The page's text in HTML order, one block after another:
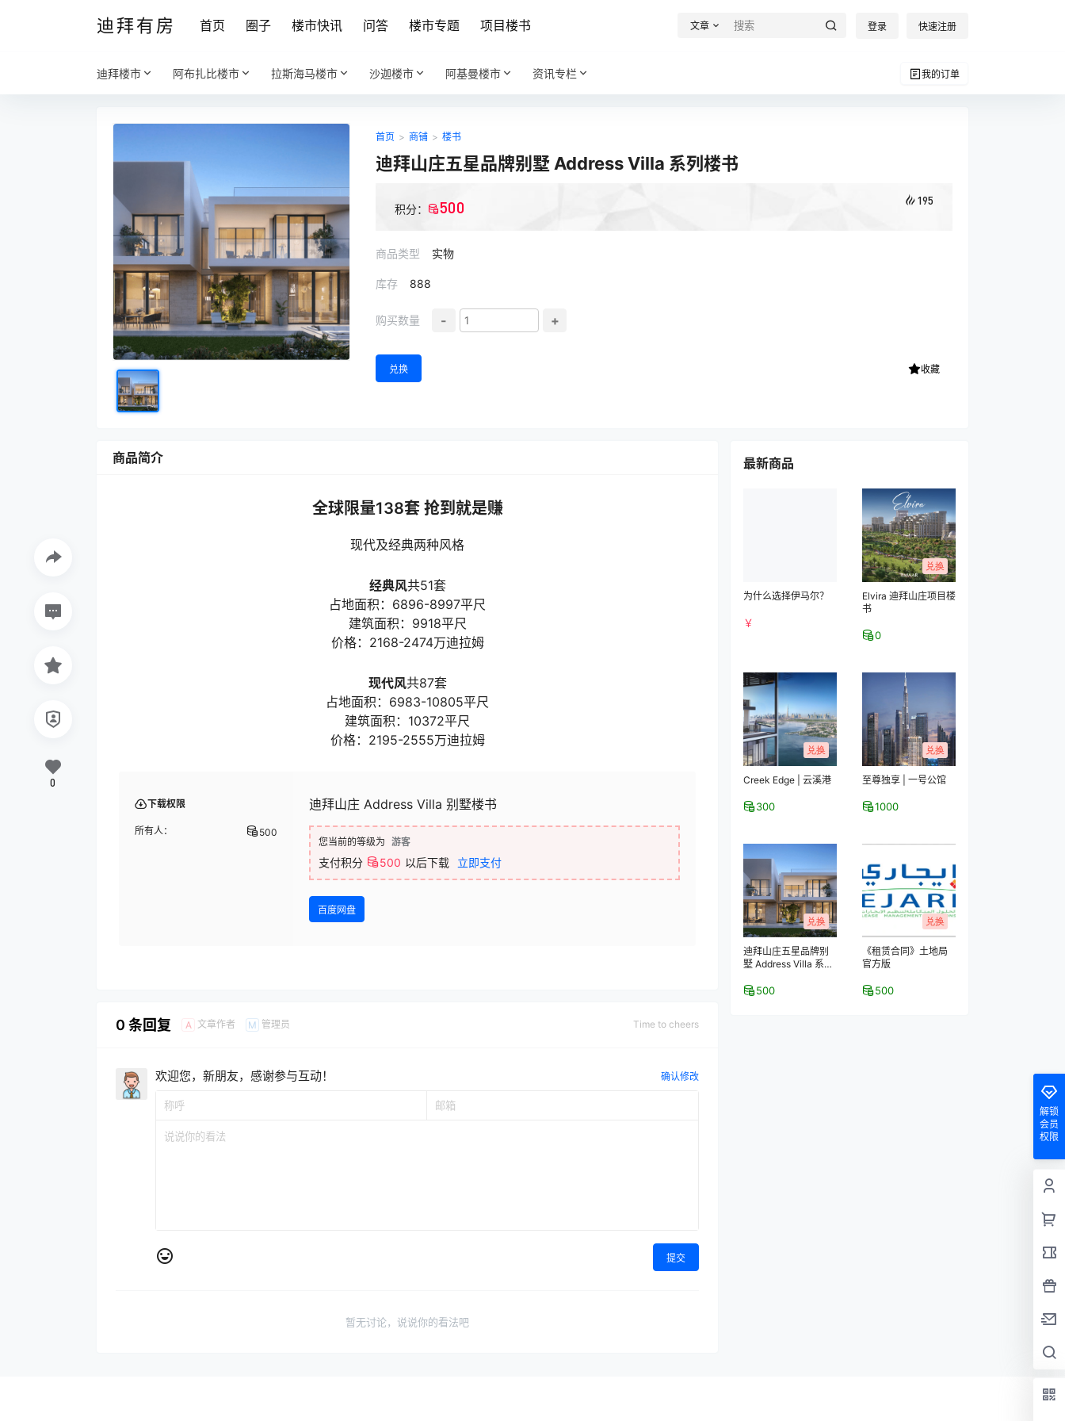
迪拜有房 首页 圈子 楼市快讯 问答 楼市专题 项目楼书 文章 登录 快速注册
迪拜楼市 阿布扎比楼市 拉斯海马楼市 沙迦楼市 阿基曼楼市 资讯专栏 我的订单
首页 > 商铺 > 楼书
迪拜山庄五星品牌别墅 Address Villa 系列楼书
积分： 500 195
商品类型 实物
库存 888
购买数量 - +
兑换 收藏
商品简介
全球限量138套 抢到就是赚
现代及经典两种风格
经典风共51套
占地面积：6896-8997平尺
建筑面积：9918平尺
价格：2168-2474万迪拉姆
现代风共87套
占地面积：6983-10805平尺
建筑面积：10372平尺
价格：2195-2555万迪拉姆
下载权限
所有人： 500
迪拜山庄 Address Villa 别墅楼书
您当前的等级为 游客
支付积分 500 以后下载 立即支付
百度网盘
0
0 条回复 A 文章作者 M 管理员 Time to cheers
欢迎您，新朋友，感谢参与互动！ 确认修改
提交
暂无讨论，说说你的看法吧
最新商品
为什么选择伊马尔？
￥
兑换
Elvira 迪拜山庄项目楼
书
0
兑换
Creek Edge | 云溪港
300
兑换
至尊独享 | 一号公馆
1000
兑换
迪拜山庄五星品牌别
墅 Address Villa 系列
500
兑换
《租赁合同》土地局
官方版
500
解锁
会员
权限